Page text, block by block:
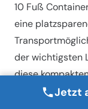
10 Fuß
eine
der wichtigsten
diese
Gewerbe,Jetzt